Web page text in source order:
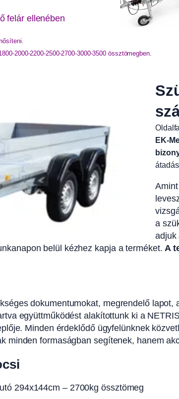
felár ellenében
2000-2200-2500-2700-3000-3500 össztömegben.
EK-
a
adjuk
belül kézhez kapja a terméket. A
dokumentumokat, megrendelő
együttműködést alakítottunk ki a
Minden érdeklődő ügyfelünknek
minden formaságban segítenek, hanem
294x144cm – 2700kg össztömeg